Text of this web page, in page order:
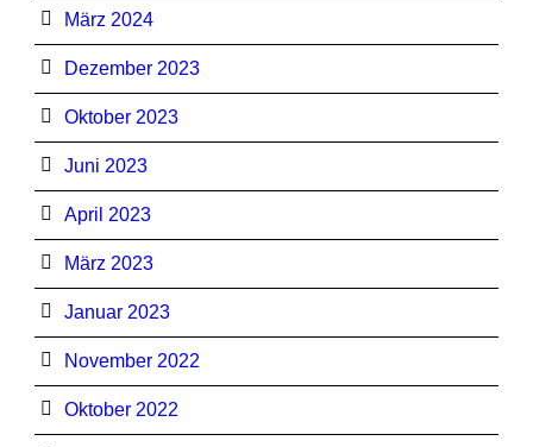
März 2024
Dezember 2023
Oktober 2023
Juni 2023
April 2023
März 2023
Januar 2023
November 2022
Oktober 2022